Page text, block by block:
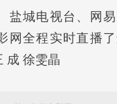
城电视台、网易
网全程实时直播
成 徐雯晶